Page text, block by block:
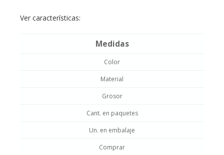
Ver características:
Medidas
Color
Material
Grosor
Cant. en paquetes
Un. en embalaje
Comprar